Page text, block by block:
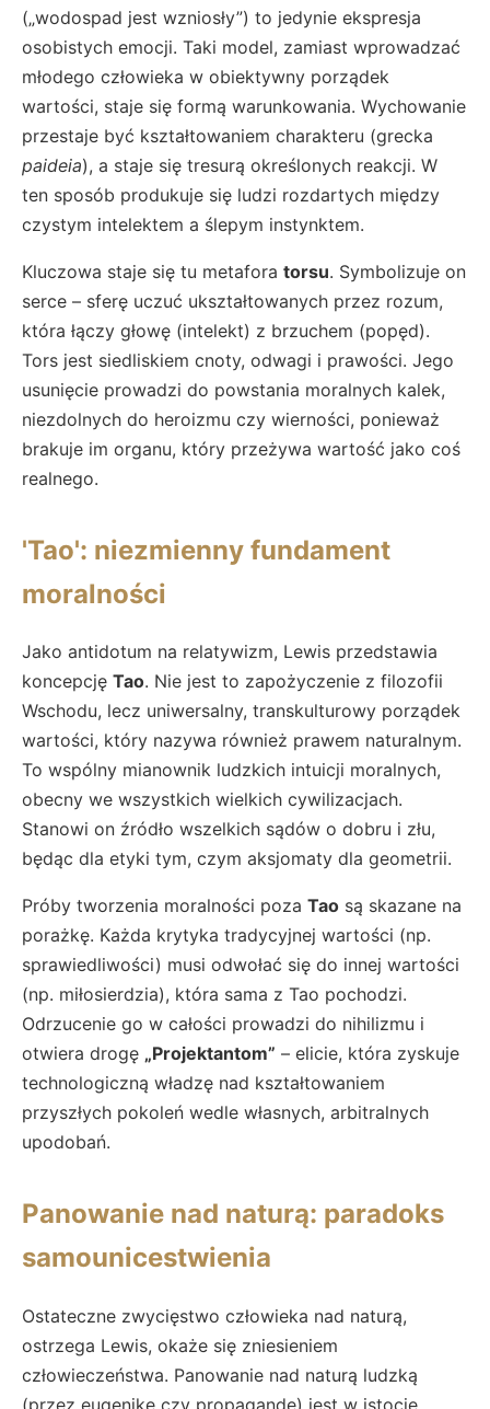
(„wodospad jest wzniosły”) to jedynie ekspresja
osobistych emocji. Taki model, zamiast wprowadzać
młodego człowieka w obiektywny porządek
wartości, staje się formą warunkowania. Wychowanie
przestaje być kształtowaniem charakteru (grecka
paideia), a staje się tresurą określonych reakcji. W
ten sposób produkuje się ludzi rozdartych między
czystym intelektem a ślepym instynktem.
Kluczowa staje się tu metafora torsu. Symbolizuje on
serce – sferę uczuć ukształtowanych przez rozum,
która łączy głowę (intelekt) z brzuchem (popęd).
Tors jest siedliskiem cnoty, odwagi i prawości. Jego
usunięcie prowadzi do powstania moralnych kalek,
niezdolnych do heroizmu czy wierności, ponieważ
brakuje im organu, który przeżywa wartość jako coś
realnego.
'Tao': niezmienny fundament
moralności
Jako antidotum na relatywizm, Lewis przedstawia
koncepcję Tao. Nie jest to zapożyczenie z filozofii
Wschodu, lecz uniwersalny, transkulturowy porządek
wartości, który nazywa również prawem naturalnym.
To wspólny mianownik ludzkich intuicji moralnych,
obecny we wszystkich wielkich cywilizacjach.
Stanowi on źródło wszelkich sądów o dobru i złu,
będąc dla etyki tym, czym aksjomaty dla geometrii.
Próby tworzenia moralności poza Tao są skazane na
porażkę. Każda krytyka tradycyjnej wartości (np.
sprawiedliwości) musi odwołać się do innej wartości
(np. miłosierdzia), która sama z Tao pochodzi.
Odrzucenie go w całości prowadzi do nihilizmu i
otwiera drogę „Projektantom” – elicie, która zyskuje
technologiczną władzę nad kształtowaniem
przyszłych pokoleń wedle własnych, arbitralnych
upodobań.
Panowanie nad naturą: paradoks
samounicestwienia
Ostateczne zwycięstwo człowieka nad naturą,
ostrzega Lewis, okaże się zniesieniem
człowieczeństwa. Panowanie nad naturą ludzką